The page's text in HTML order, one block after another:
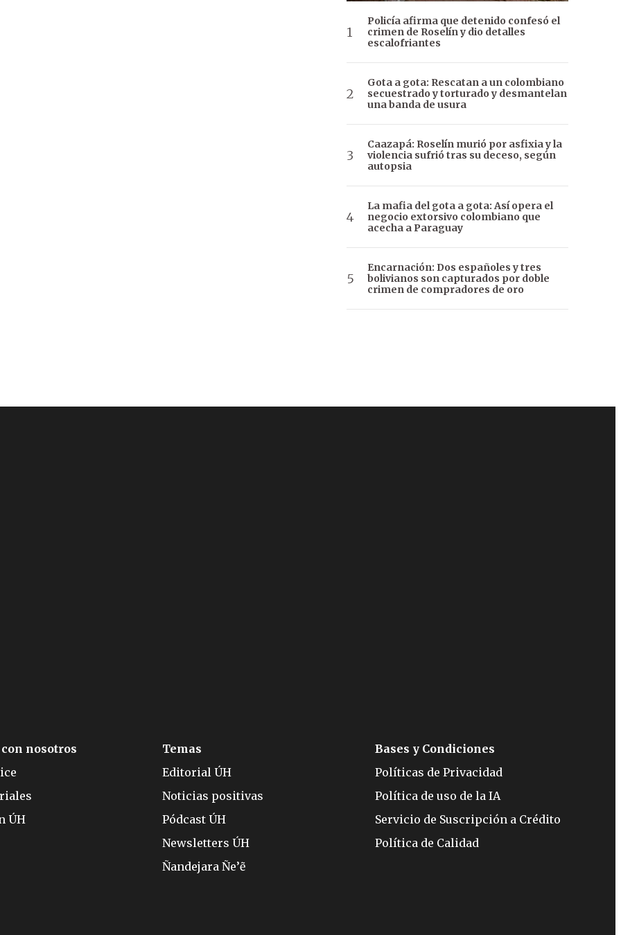
Policía afirma que detenido confesó el
crimen de Roselín y dio detalles
escalofriantes
Gota a gota: Rescatan a un colombiano
secuestrado y torturado y desmantelan
una banda de usura
Caazapá: Roselín murió por asfixia y la
violencia sufrió tras su deceso, según
autopsia
La mafia del gota a gota: Así opera el
negocio extorsivo colombiano que
acecha a Paraguay
Encarnación: Dos españoles y tres
bolivianos son capturados por doble
crimen de compradores de oro
nosotros
ÚH
Temas
Editorial ÚH
Noticias positivas
Pódcast ÚH
Newsletters ÚH
Ñandejara Ñe’ẽ
Bases y Condiciones
Políticas de Privacidad
Política de uso de la IA
Servicio de Suscripción a Crédito
Política de Calidad